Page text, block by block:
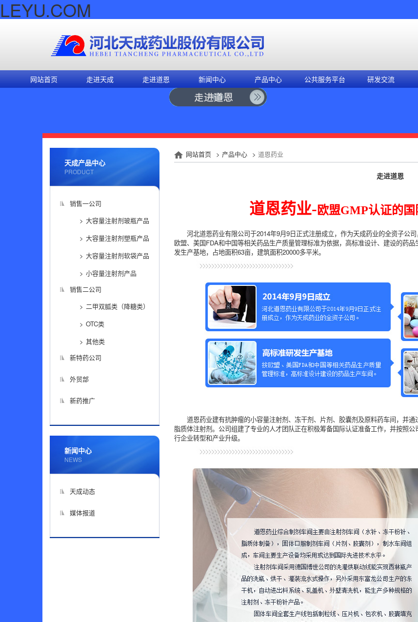
LEYU.COM
网站首页 走进天成 走进道恩 新闻中心 产品中心 公共服务平台 研发交流
天成产品中心
PRODUCT
销售一公司
大容量注射剂玻瓶产品
大容量注射剂塑瓶产品
大容量注射剂软袋产品
小容量注射剂产品
销售二公司
二甲双胍类（降糖类）
OTC类
其他类
新特药公司
外贸部
新药推广
新闻中心
NEWS
天成动态
媒体报道
网站首页 > 产品中心 > 道恩药业
走进道恩
道恩药业-欧盟GMP认证的
河北道恩药业有限公司于2014年9月9日正式注册成立，作为天成药业的全资子公
欧盟、美国FDA和中国等相关药品生产质量管理标准为依据，高标准设计、建设的药
发生产基地，占地面积63亩，建筑面积20000多平米。
道恩药业建有抗肿瘤的小容量注射剂、冻干剂、片剂、胶囊剂及原料药车间，并
脂质体注射剂。公司组建了专业的人才团队正在积极筹备国际认证准备工作，并按照
行企业转型和产业升级。